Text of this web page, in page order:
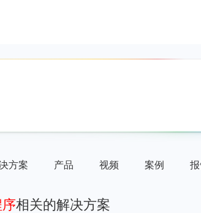
方案 产品 视频 案例
相关的解决方案